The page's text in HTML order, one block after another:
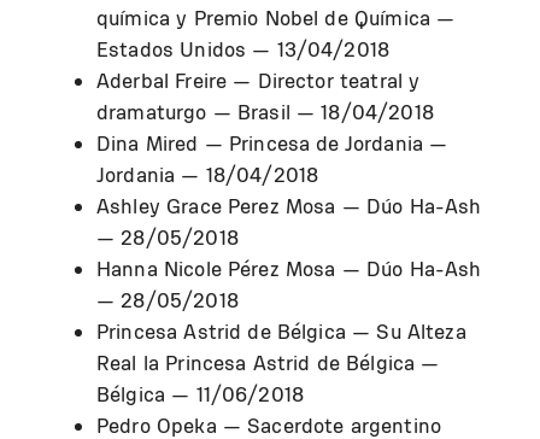
química y Premio Nobel de Química —
Estados Unidos — 13/04/2018
Aderbal Freire — Director teatral y
dramaturgo — Brasil — 18/04/2018
Dina Mired — Princesa de Jordania —
Jordania — 18/04/2018
Ashley Grace Perez Mosa — Dúo Ha-Ash
— 28/05/2018
Hanna Nicole Pérez Mosa — Dúo Ha-Ash
— 28/05/2018
Princesa Astrid de Bélgica — Su Alteza
Real la Princesa Astrid de Bélgica —
Bélgica — 11/06/2018
Pedro Opeka — Sacerdote argentino